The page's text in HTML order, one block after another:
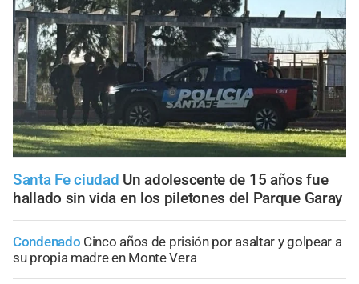
Santa Fe ciudad Un adolescente de 15 años fue
hallado sin vida en los piletones del Parque Garay
Condenado Cinco años de prisión por asaltar y golpear a
su propia madre en Monte Vera